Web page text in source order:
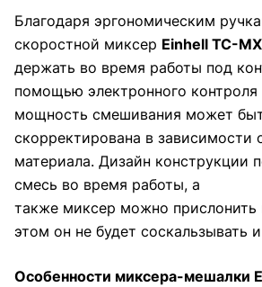
Благодаря эргономическим
скоростной миксер Einhell TC-
держать во время работы под
помощью электронного контроля
мощность смешивания может
скорректирована в зависимости
материала. Дизайн конструкции
смесь во время работы, а
также миксер можно прислонить
этом он не будет соскальзывать
Особенности миксера-мешалки